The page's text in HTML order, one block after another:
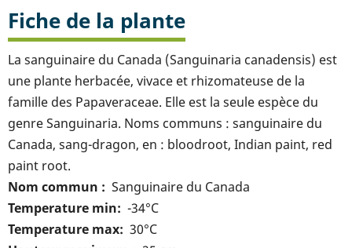
Fiche de la plante
La sanguinaire du Canada (Sanguinaria canadensis) est
une plante herbacée, vivace et rhizomateuse de la
famille des Papaveraceae. Elle est la seule espèce du
genre Sanguinaria. Noms communs : sanguinaire du
Canada, sang-dragon, en : bloodroot, Indian paint, red
paint root.
Nom commun
Sanguinaire du Canada
Temperature min
-34°C
Temperature max 30°C